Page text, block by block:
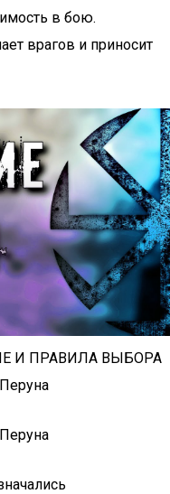
в бою.
врагов и приносит
И ПРАВИЛА ВЫБОРА